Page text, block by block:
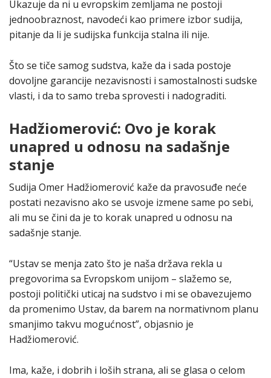
Ukazuje da ni u evropskim zemljama ne postoji
jednoobraznost, navodeći kao primere izbor sudija,
pitanje da li je sudijska funkcija stalna ili nije.
Što se tiče samog sudstva, kaže da i sada postoje
dovoljne garancije nezavisnosti i samostalnosti sudske
vlasti, i da to samo treba sprovesti i nadograditi.
Hadžiomerović: Ovo je korak
unapred u odnosu na sadašnje
stanje
Sudija Omer Hadžiomerović kaže da pravosuđe neće
postati nezavisno ako se usvoje izmene same po sebi,
ali mu se čini da je to korak unapred u odnosu na
sadašnje stanje.
“Ustav se menja zato što je naša država rekla u
pregovorima sa Evropskom unijom – slažemo se,
postoji politički uticaj na sudstvo i mi se obavezujemo
da promenimo Ustav, da barem na normativnom planu
smanjimo takvu mogućnost”, objasnio je
Hadžiomerović.
Ima, kaže, i dobrih i loših strana, ali se glasa o celom